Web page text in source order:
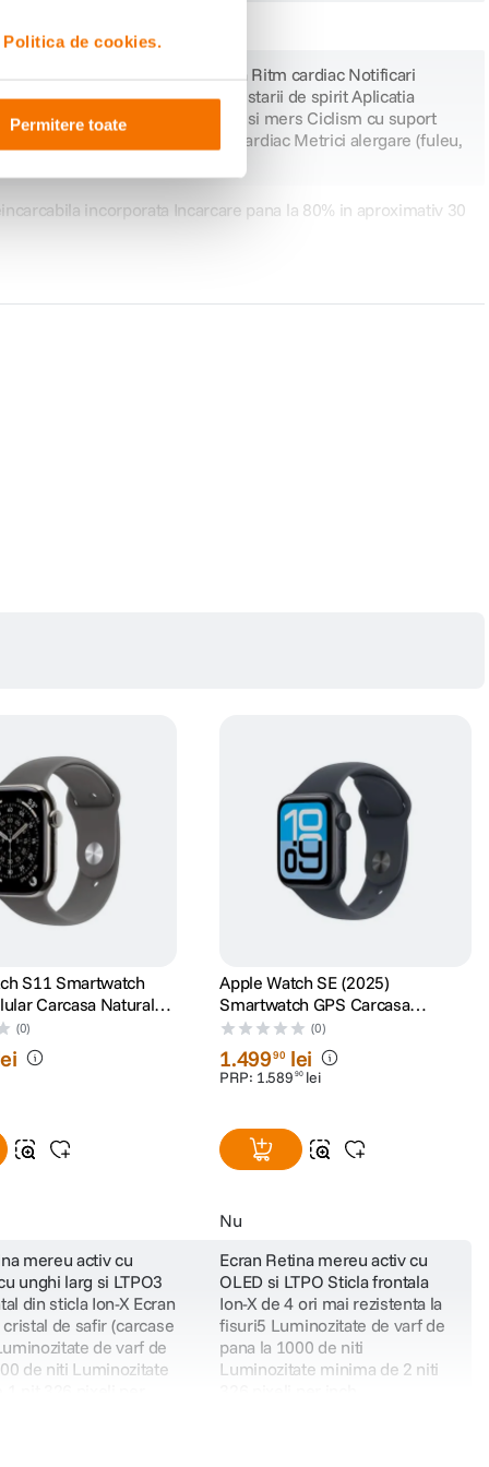
Politica de cookies.
Permitere toate
mai ampla asupra sanatatii tale, astfel incat sa poti ramane informat. Iar
iar functia a fost validata in cadrul unui studiu clinic.
de pe iPhone, generand un raport util pentru discutii mai clare si
ale ovulatiei Aplicatia Ritm cardiac Notificari
pentru monitorizarea starii de spirit Aplicatia
de hipertensiune Alergare si mers Ciclism cu suport
personalizate Zone ritm cardiac Metrici alergare (fuleu,
incorporata Incarcare pana la 80% in aproximativ 30
S11 Smartwatch
Carcasa Natural
Curea Stone
M/L
(0)
Apple Watch SE (2025)
Smartwatch GPS Carcasa
Midnight Aluminium 44mm,
Midnight Sport Band S/M
(0)
1.49990 lei
PRP: 1 .589 90 lei
Nu
mereu activ cu
unghi larg si LTPO3
din sticla Ion-X Ecran
de safir (carcase
de varf de
de niti Luminozitate
Ecran Retina mereu activ cu
OLED si LTPO Sticla frontala
Ion-X de 4 ori mai rezistenta la
fisuri5 Luminozitate de varf de
pana la 1000 de niti
Luminozitate minima de 2 niti